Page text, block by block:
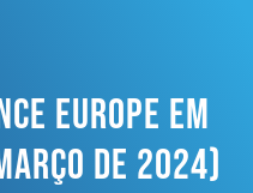
Europe Em
De 2024)